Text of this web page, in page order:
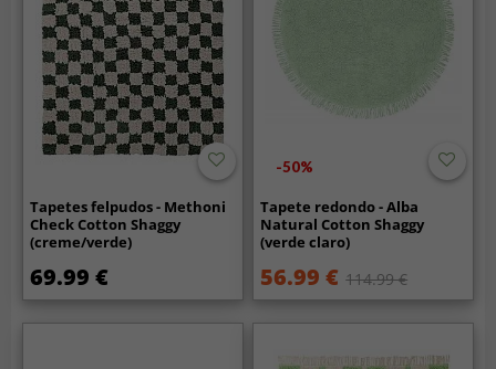
Tapetes felpudos - Methoni
Check Cotton Shaggy
(creme/verde)
69.99 €
-50%
Tapete redondo - Alba
Natural Cotton Shaggy
(verde claro)
56.99 € 114.99 €